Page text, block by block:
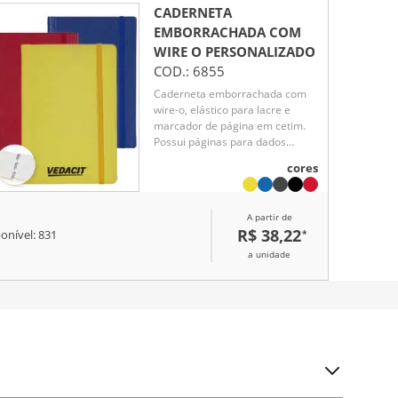
CADERNETA
EMBORRACHADA COM
WIRE O PERSONALIZADO
COD.: 6855
Caderneta emborrachada com
wire-o, elástico para lacre e
marcador de página em cetim.
Possui páginas para dados
2026, página de contatos e
aproximadamente 100 páginas
cores
831
A partir de
R$ 38,22*
a unidade